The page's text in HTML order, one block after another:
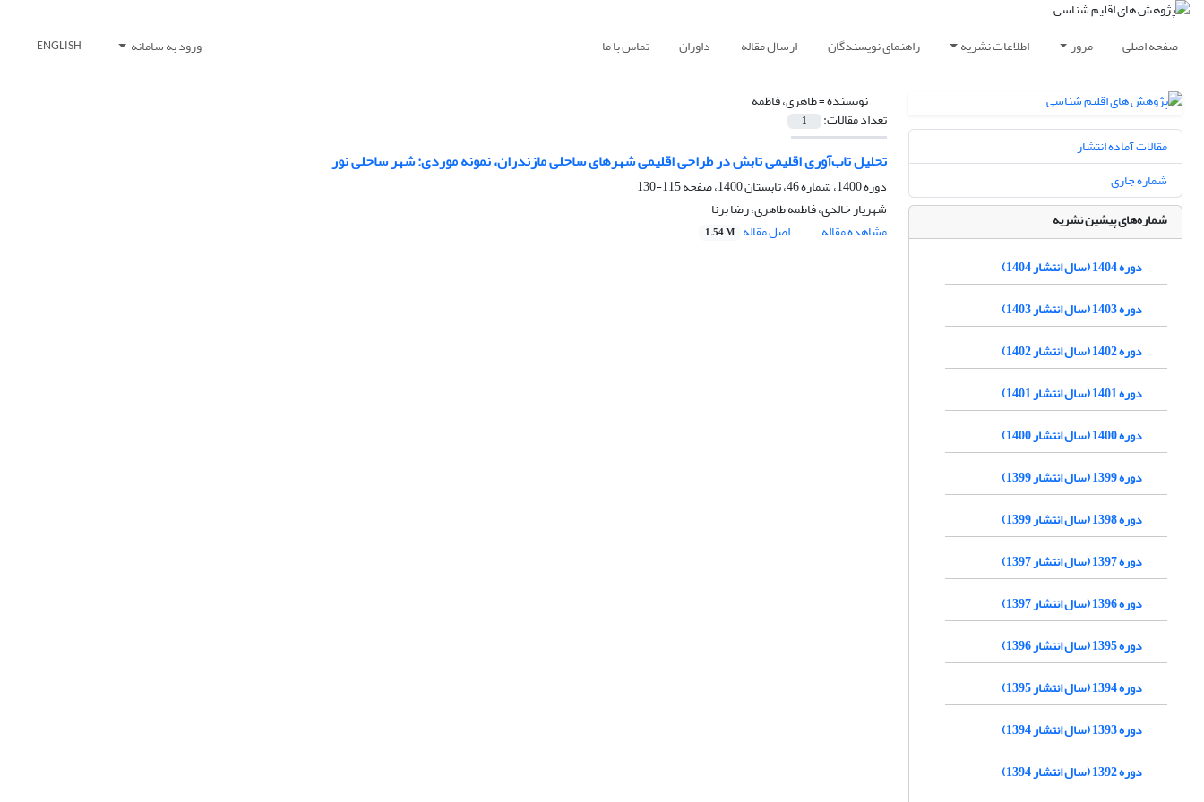
صفحه اصلی مرور اطلاعات نشریه راهنمای نویسندگان ارسال مقاله داوران تماس با ما ورود به سامانه ENGLISH
نویسنده =طاهری، فاطمه
تعداد مقالات: 1
تحلیل تاب‌آوری اقلیمی تابش در طراحی اقلیمی شهرهای ساحلی مازندران، نمونه موردی: شهر ساحلی نور
دوره 1400، شماره 46، تابستان 1400، صفحه
115-130
شهریار خالدی، فاطمه طاهری، رضا برنا
مشاهده مقاله
اصل مقاله 1.54 M
مقالات آماده انتشار
شماره جاری
شماره‌های پیشین نشریه
دوره 1404 (سال انتشار 1404)
دوره 1403 (سال انتشار 1403)
دوره 1402 (سال انتشار 1402)
دوره 1401 (سال انتشار 1401)
دوره 1400 (سال انتشار 1400)
دوره 1399 (سال انتشار 1399)
دوره 1398 (سال انتشار 1399)
دوره 1397 (سال انتشار 1397)
دوره 1396 (سال انتشار 1397)
دوره 1395 (سال انتشار 1396)
دوره 1394 (سال انتشار 1395)
دوره 1393 (سال انتشار 1394)
دوره 1392 (سال انتشار 1394)